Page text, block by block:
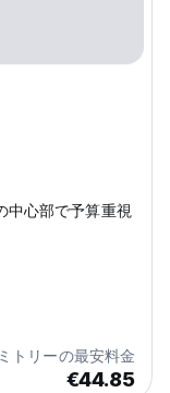
中心部で予算重視
トリーの最安料金
€44.85